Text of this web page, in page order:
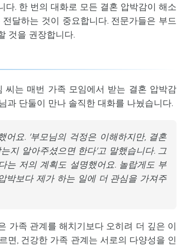
. 한 번의 대화로 모든 결혼 압박감이 해소
달하는 것이 중요합니다. 전문가들은 부드
것을 권장합니다.
씨는 매번 가족 모임에서 받는 결혼 압박감
과 단둘이 만나 솔직한 대화를 나눴습니다.
어요. '부모님의 걱정은 이해하지만, 결혼
지 알아주셨으면 한다'고 말했습니다. 그
는 저의 계획도 설명했어요. 놀랍게도 부
박보다 제가 하는 일에 더 관심을 가져주
가족 관계를 해치기보다 오히려 더 깊은 이
면, 건강한 가족 관계는 서로의 다양성을 인